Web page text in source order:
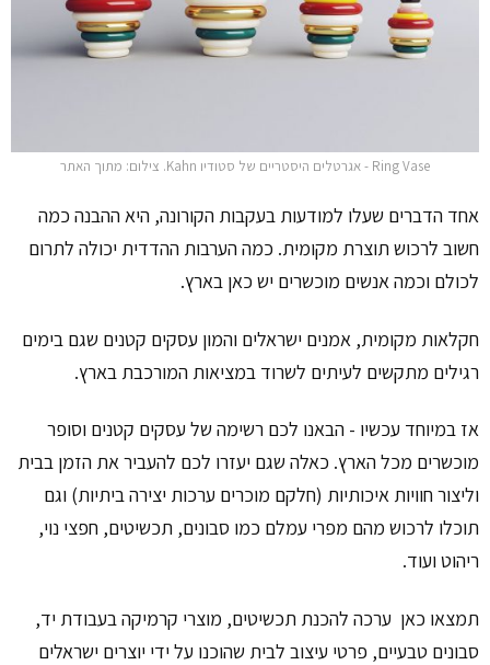
Ring Vase - אגרטלים היסטריים של סטודיו Kahn. צילום: מתוך האתר
אחד הדברים שעלו למודעות בעקבות הקורונה, היא ההבנה כמה
חשוב לרכוש תוצרת מקומית. כמה הערבות ההדדית יכולה לתרום
לכולם וכמה אנשים מוכשרים יש כאן בארץ.
חקלאות מקומית, אמנים ישראלים והמון עסקים קטנים שגם בימים
רגילים מתקשים לעיתים לשרוד במציאות המורכבת בארץ.
אז במיוחד עכשיו - הבאנו לכם רשימה של עסקים קטנים וסופר
מוכשרים מכל הארץ. כאלה שגם יעזרו לכם להעביר את הזמן בבית
וליצור חוויות איכותיות (חלקם מוכרים ערכות יצירה ביתיות) וגם
תוכלו לרכוש מהם מפרי עמלם כמו סבונים, תכשיטים, חפצי נוי,
ריהוט ועוד.
תמצאו כאן ערכה להכנת תכשיטים, מוצרי קרמיקה בעבודת יד,
סבונים טבעיים, פרטי עיצוב לבית שהוכנו על ידי יוצרים ישראלים